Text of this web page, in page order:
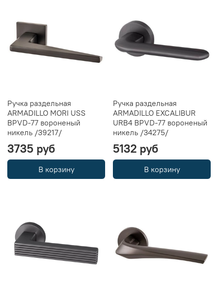
Ручка раздельная
ARMADILLO MORI USS
BPVD-77 вороненый
никель /39217/
3735 руб
В корзину
Ручка раздельная
ARMADILLO EXCALIBUR
URB4 BPVD-77 вороненый
никель /34275/
5132 руб
В корзину